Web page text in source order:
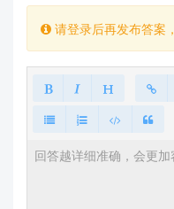
请登录后再发布答案，